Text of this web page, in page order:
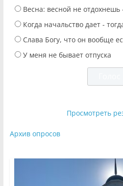
Весна: весной не
Когда начальство дает -
Слава Богу, что он вообще
У меня не бывает отпуска
Просмотреть
Архив опросов